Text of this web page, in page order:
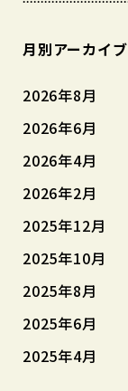
月別アーカイブ
2026年8月
2026年6月
2026年4月
2026年2月
2025年12月
2025年10月
2025年8月
2025年6月
2025年4月